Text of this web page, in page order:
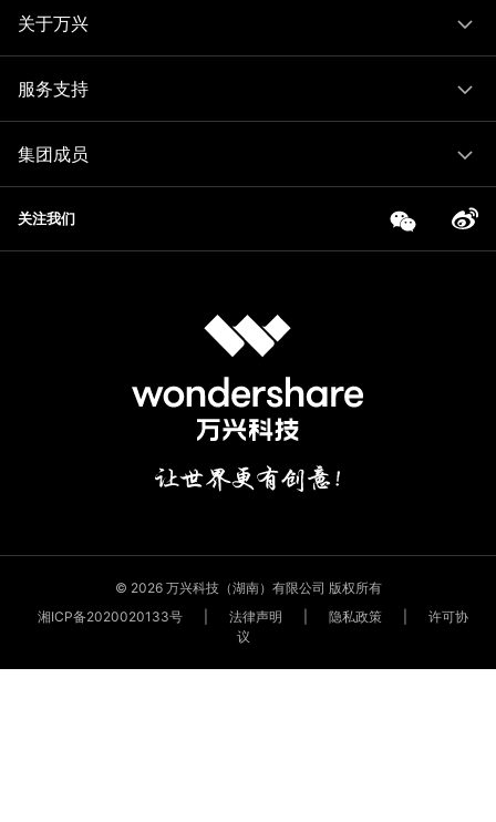
关于万兴
服务支持
集团成员
关注我们
© 2026 万兴科技（湖南）有限公司 版权所有
湘ICP备2020020133号
法律声明 隐私政策
许可协
议